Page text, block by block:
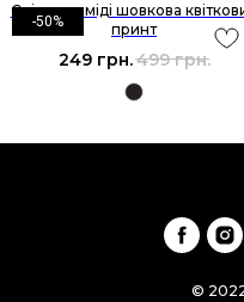
-50%
Спідниця міді шовкова
принт
249 грн.499 грн.
©